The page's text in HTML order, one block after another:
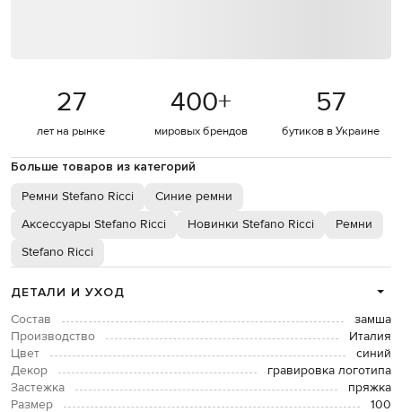
27
лет на рынке
400+
мировых брендов
57
бутиков в Украине
Больше товаров из категорий
Ремни Stefano Ricci
Синие ремни
Аксессуары Stefano Ricci
Новинки Stefano Ricci
Ремни
Stefano Ricci
ДЕТАЛИ И УХОД
Состав
замша
Производство
Италия
Цвет
синий
Декор
гравировка логотипа
Застежка
пряжка
Размер
100